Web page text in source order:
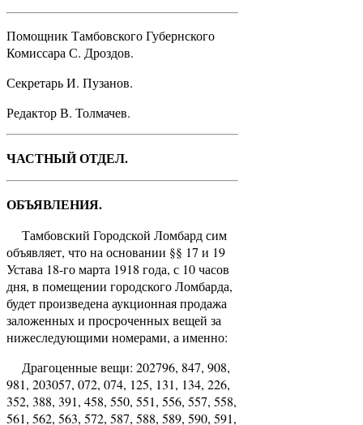
Помощник Тамбовского Губернского
Комиссара С. Дроздов.
Секретарь И. Пузанов.
Редактор В. Толмачев.
ЧАСТНЫЙ ОТДЕЛ.
ОБЪЯВЛЕНИЯ.
Тамбовский Городской Ломбард сим
объявляет, что на основании §§ 17 и 19
Устава 18-го марта 1918 года, с 10 часов
дня, в помещении городского Ломбарда,
будет произведена аукционная продажа
заложенных и просроченных вещей за
нижеследующими номерами, а именно:
Драгоценные вещи: 202796, 847, 908,
981, 203057, 072, 074, 125, 131, 134, 226,
352, 388, 391, 458, 550, 551, 556, 557, 558,
561, 562, 563, 572, 587, 588, 589, 590, 591,